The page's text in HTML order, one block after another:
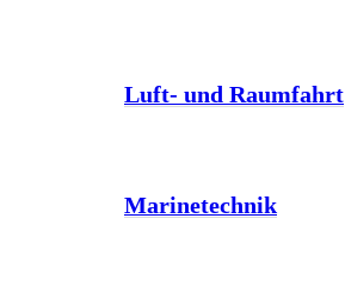
Luft- und Raumfahrt
Marinetechnik